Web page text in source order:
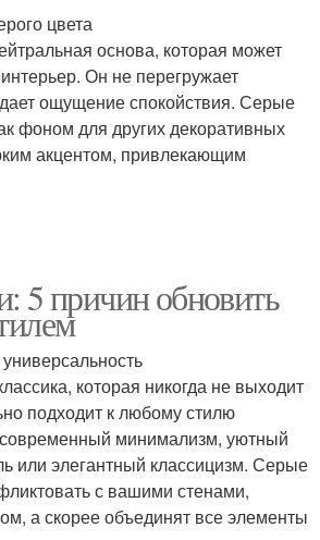
цвета
основа, которая может
Он не перегружает
ощущение спокойствия. Серые
фоном для других декоративных
акцентом, привлекающим
5 причин обновить
которая никогда не выходит
подходит к любому стилю
современный минимализм, уютный
или элегантный классицизм. Серые
с вашими стенами,
а скорее объединят все элементы